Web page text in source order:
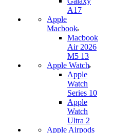
A17
Apple
Macbook
Macbook
Air 2026
M5 13
Apple Watch
Apple
Watch
Series 10
Apple
Watch
Ultra 2
Apple Airpods